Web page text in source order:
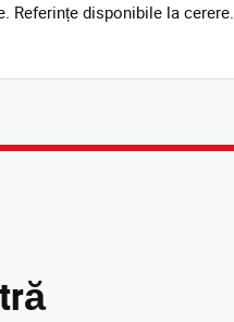
Referințe disponibile la cerere.